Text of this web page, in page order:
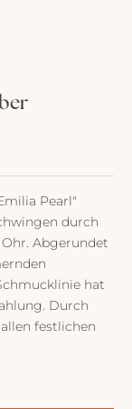
Pearl"
durch
Abgerundet
hat
Durch
festlichen